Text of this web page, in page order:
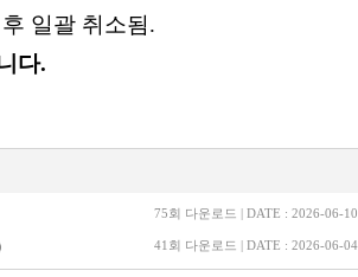
일괄 취소됨.
다.
75회 다운로드 | DATE : 2026-06-
41회 다운로드 | DATE : 2026-06-